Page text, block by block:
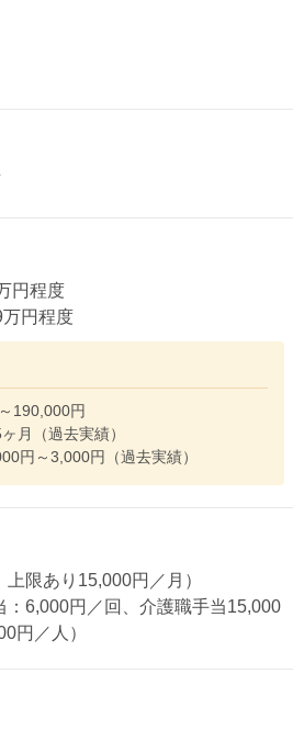
円程度
円程度
190,000円
月（過去実績）
円～3,000円（過去実績）
限あり15,000円／月）
：6,000円／回、介護職手当15,000
円／人）